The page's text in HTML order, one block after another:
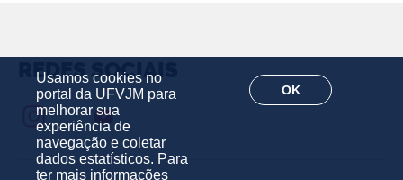
Usamos cookies no
portal da UFVJM para
melhorar sua
experiência de
navegação e coletar
dados estatísticos. Para
ter mais informações
OK
REDES SOCIAIS